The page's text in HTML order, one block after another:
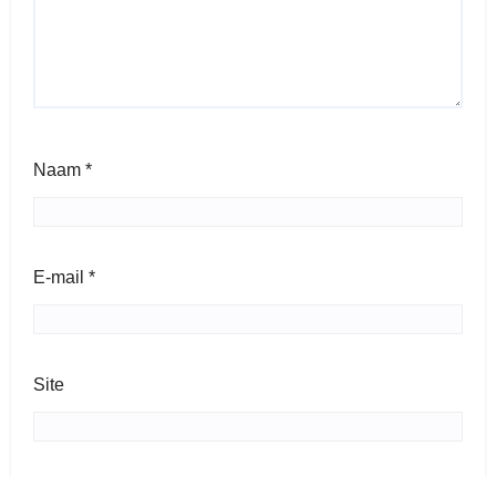
Naam *
E-mail *
Site